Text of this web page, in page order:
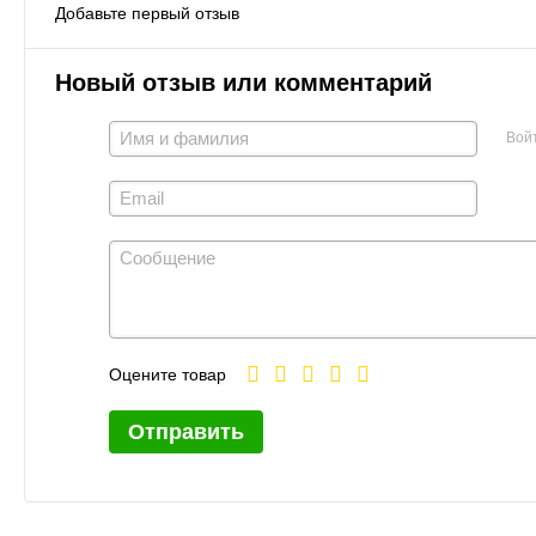
Добавьте первый отзыв
Новый отзыв или комментарий
Оцените товар
Отправить